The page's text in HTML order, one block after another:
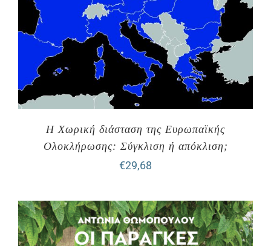
Η Χωρική διάσταση της Ευρωπαϊκής
Ολοκλήρωσης: Σύγκλιση ή απόκλιση;
€29,68